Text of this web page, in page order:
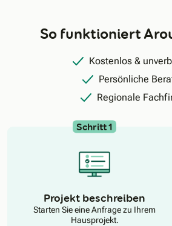
So funktioniert
Kostenlos &
Persönliche
Regionale
Schritt 1
Projekt beschreiben
Starten Sie eine Anfrage zu Ihrem
Hausprojekt.